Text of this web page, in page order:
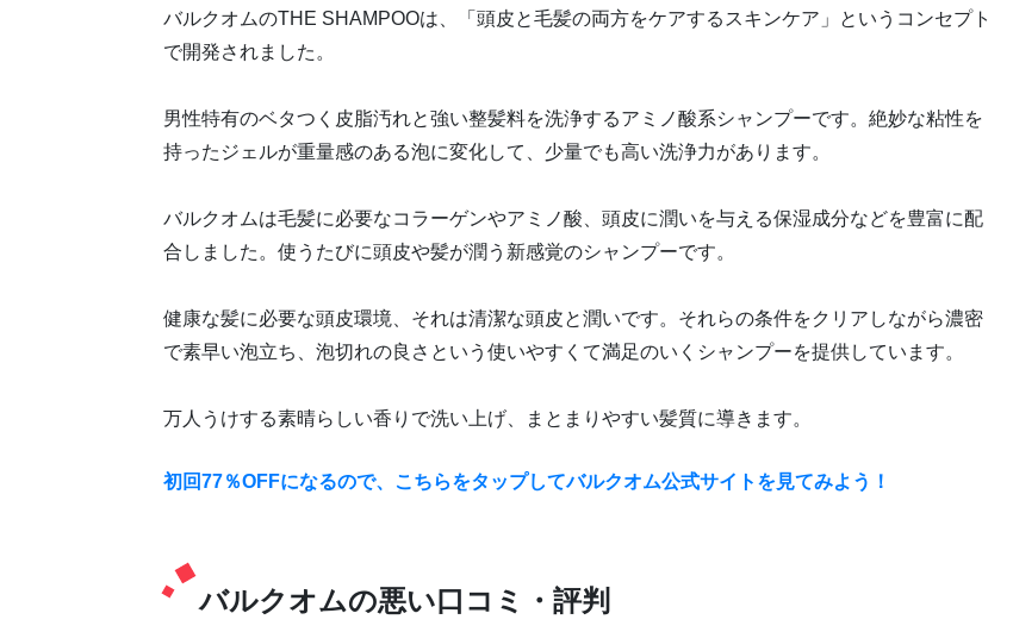
バルクオムのTHE SHAMPOOは、「頭皮と毛髪の両方をケアするスキンケア」というコンセプト
で開発されました。
男性特有のベタつく皮脂汚れと強い整髪料を洗浄するアミノ酸系シャンプーです。絶妙な粘性を
持ったジェルが重量感のある泡に変化して、少量でも高い洗浄力があります。
バルクオムは毛髪に必要なコラーゲンやアミノ酸、頭皮に潤いを与える保湿成分などを豊富に配
合しました。使うたびに頭皮や髪が潤う新感覚のシャンプーです。
健康な髪に必要な頭皮環境、それは清潔な頭皮と潤いです。それらの条件をクリアしながら濃密
で素早い泡立ち、泡切れの良さという使いやすくて満足のいくシャンプーを提供しています。
万人うけする素晴らしい香りで洗い上げ、まとまりやすい髪質に導きます。
初回77％OFFになるので、こちらをタップしてバルクオム公式サイトを見てみよう！
バルクオムの悪い口コミ・評判